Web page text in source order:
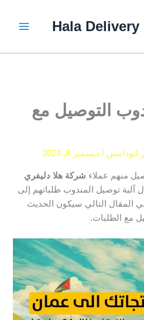
التوصيل مع
ابودامس/ ديسمبر 8, 2024
منهم عملاء شركة هلا دليفري
آلية توصيل المندوب طلباتهم إلى
المقال التالي سيكون الحديث
مع الطلبات.